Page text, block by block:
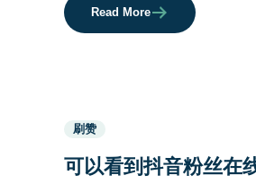
Read More
Used
before
names.
刷赞
可以看到抖音粉丝在